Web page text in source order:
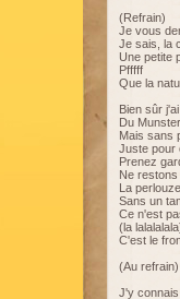
(Refrain)
Je vous
Je sais, la
Une petite
Pfffff
Que la
Bien sûr
Du
Mais sans
Juste pour
Prenez
Ne restons
La
Sans un
Ce n'est
(la
C'est le
(Au refrain)
J'y